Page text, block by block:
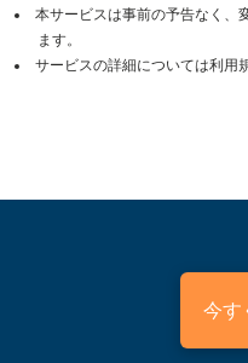
本サービスは事前の予告なく、
ます。
サービスの詳細については利用
今す